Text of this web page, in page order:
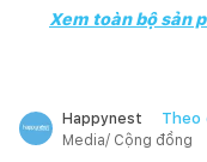
Xem toàn bộ sản
Happynest Theo
Media/ Cộng đồng